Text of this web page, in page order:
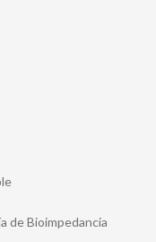
de Bioimpedancia